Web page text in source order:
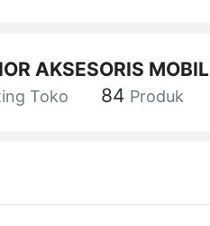
AKSESORIS MOBIL
Toko 84 Produk